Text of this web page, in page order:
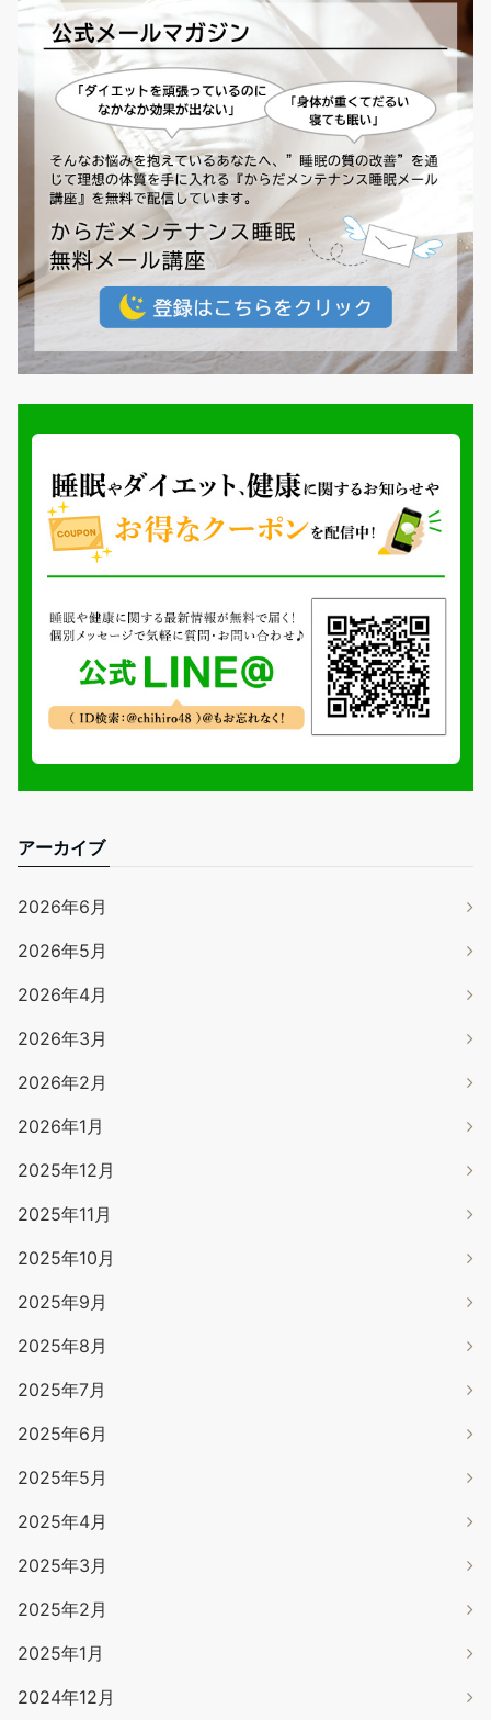
アーカイブ
2026年6月
2026年5月
2026年4月
2026年3月
2026年2月
2026年1月
2025年12月
2025年11月
2025年10月
2025年9月
2025年8月
2025年7月
2025年6月
2025年5月
2025年4月
2025年3月
2025年2月
2025年1月
2024年12月